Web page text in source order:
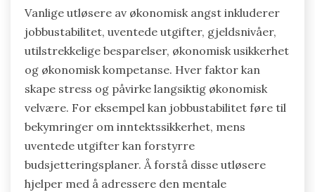
Vanlige utløsere av økonomisk angst inkluderer
jobbustabilitet, uventede utgifter, gjeldsnivåer,
utilstrekkelige besparelser, økonomisk usikkerhet
og økonomisk kompetanse. Hver faktor kan
skape stress og påvirke langsiktig økonomisk
velvære. For eksempel kan jobbustabilitet føre til
bekymringer om inntektssikkerhet, mens
uventede utgifter kan forstyrre
budsjetteringsplaner. Å forstå disse utløsere
hjelper med å adressere den mentale